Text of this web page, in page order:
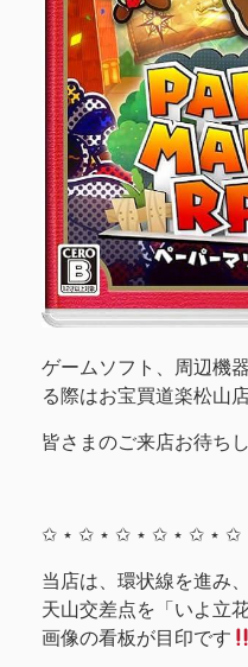
ゲームソフト、周辺機
る際はお宝買道楽松山
皆さまのご来店お待ち
✩ ⋆ ✩ ⋆ ✩ ⋆ ✩ ⋆ ✩ ⋆ ✩
当店は、環状線を進み、
天山交差点を「いよ立
画像の看板が目印です